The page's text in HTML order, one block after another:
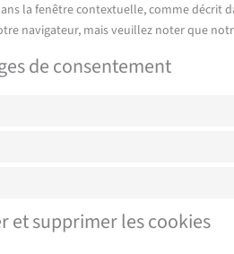
la fenêtre contextuelle, comme décrit
navigateur, mais veuillez noter que
de consentement
et supprimer les cookies